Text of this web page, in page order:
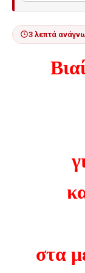
3 λεπτά
στα